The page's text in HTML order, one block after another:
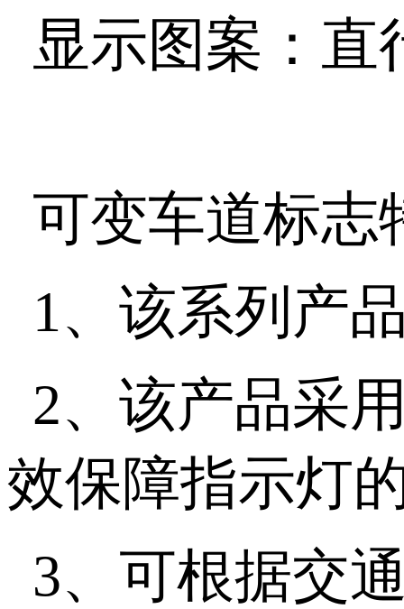
显示图案：直
可变车道标志
1、该系列产
2、该产品采
效保障指示灯
3、可根据交